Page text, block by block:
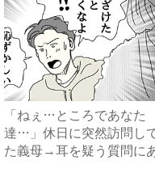
「ねぇ…ところであなた
達…」休日に突然訪問し
た義母→耳を疑う質問に